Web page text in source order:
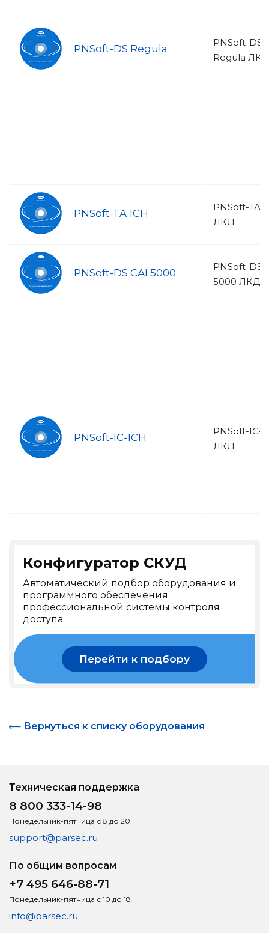
PNSoft-DS Regula
PNSoft-DS
Regula ЛКД
PNSoft-TA 1CH
PNSoft-TA
ЛКД
PNSoft-DS CAI 5000
PNSoft-DS
5000 ЛКД
PNSoft-IC-1CH
PNSoft-IC-
ЛКД
Конфигуратор СКУД
Автоматический подбор оборудования и
программного обеспечения
профессиональной системы контроля
доступа
Перейти к подбору
Вернуться к списку оборудования
Техническая поддержка
8 800 333-14-98
Понедельник-пятница с 8 до 20
support@parsec.ru
По общим вопросам
+7 495 646-88-71
Понедельник-пятница с 10 до 18
info@parsec.ru